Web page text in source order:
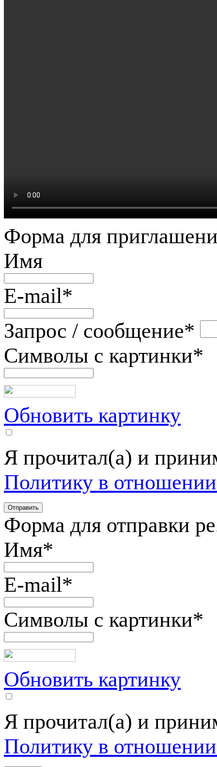
Форма для
Имя
E-mail*
Запрос / сообщение*
Символы с картинки*
Обновить картинку
Я прочитал(а) и
Политику в
Форма для отправки
Имя*
E-mail*
Символы с картинки*
Обновить картинку
Я прочитал(а) и
Политику в